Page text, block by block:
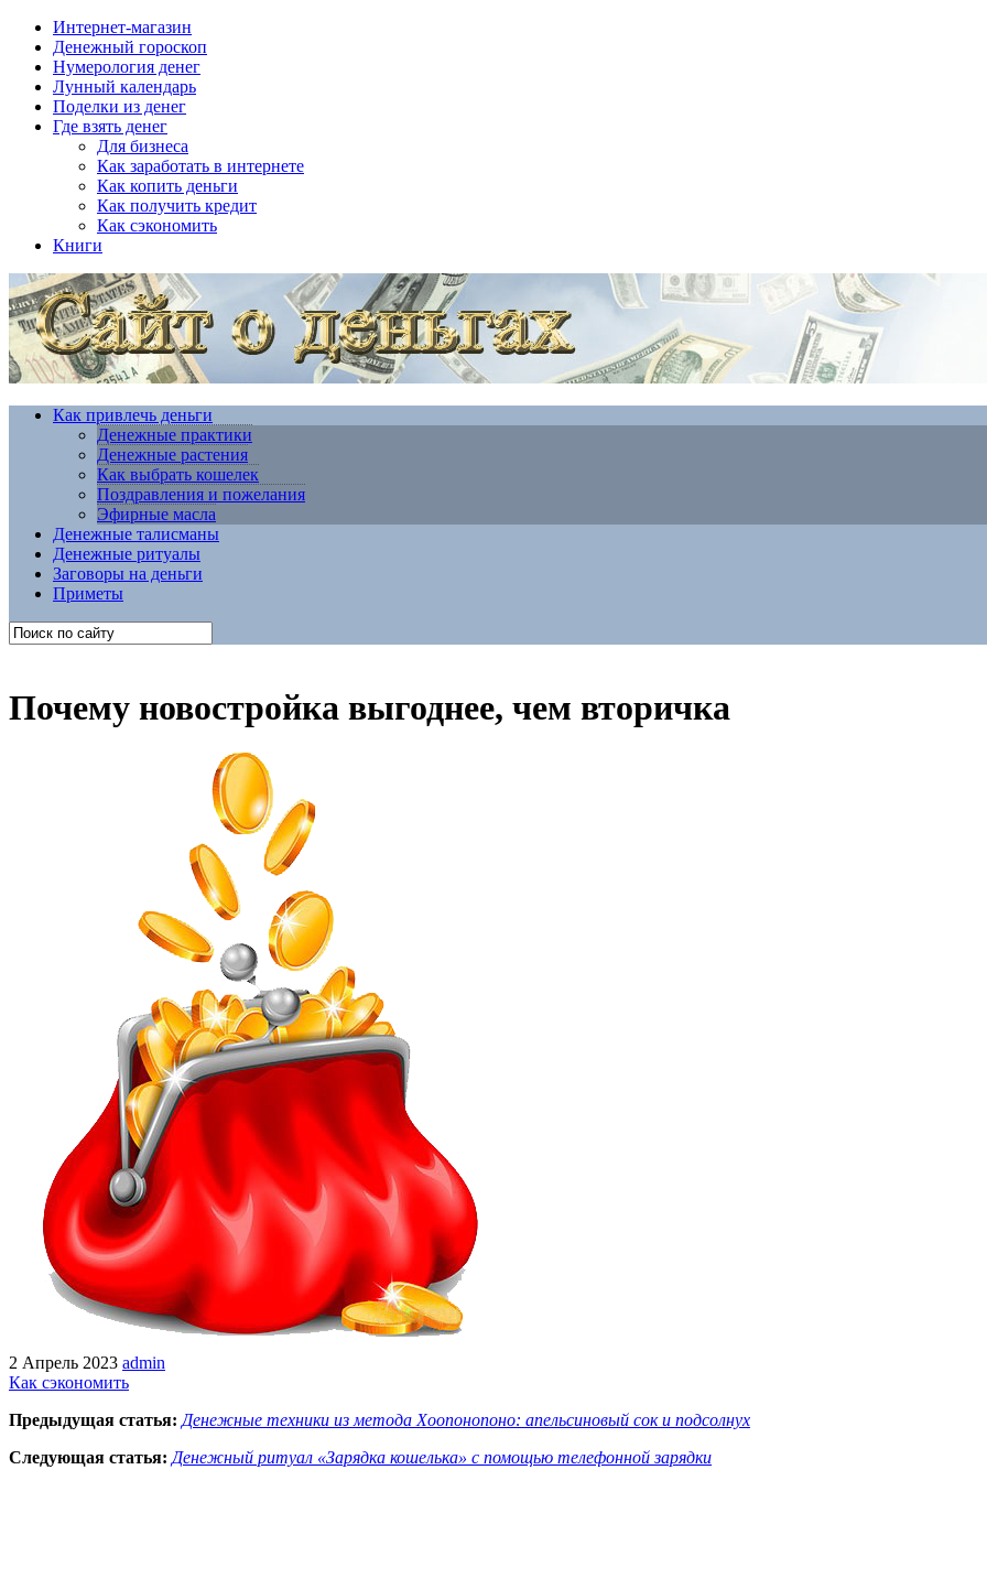
Интернет-магазин
Денежный гороскоп
Нумерология денег
Лунный календарь
Поделки из денег
Где взять денег
Для бизнеса
Как заработать в интернете
Как копить деньги
Как получить кредит
Как сэкономить
Книги
Как привлечь деньги
Денежные практики
Денежные растения
Как выбрать кошелек
Поздравления и пожелания
Эфирные масла
Денежные талисманы
Денежные ритуалы
Заговоры на деньги
Приметы
Почему новостройка выгоднее, чем вторичка
2 Апрель 2023 admin
Как сэкономить
Предыдущая статья: Денежные техники из метода Хоопонопоно: апельсиновый сок и подсолнух
Следующая статья: Денежный ритуал «Зарядка кошелька» с помощью телефонной зарядки